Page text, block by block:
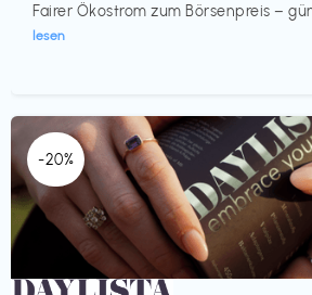
Fairer Ökostrom zum Börsenpreis –
lesen
-20%